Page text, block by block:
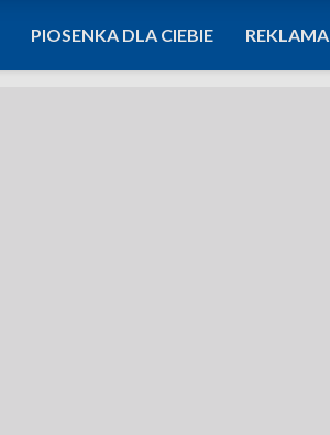
PIOSENKA DLA CIEBIE REKLAMA